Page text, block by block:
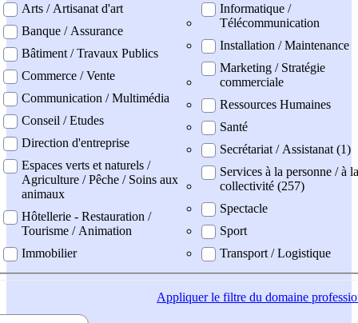
Arts / Artisanat d'art
Banque / Assurance
Bâtiment / Travaux Publics
Commerce / Vente
Communication / Multimédia
Conseil / Etudes
Direction d'entreprise
Espaces verts et naturels /
Agriculture / Pêche / Soins aux
animaux
Hôtellerie - Restauration /
Tourisme / Animation
Immobilier
Informatique /
Télécommunication
Installation / Maintenance
Marketing / Stratégie
commerciale
Ressources Humaines
Santé
Secrétariat / Assistanat (1)
Services à la personne / à la
collectivité (257)
Spectacle
Sport
Transport / Logistique
Appliquerle filtre du domaine